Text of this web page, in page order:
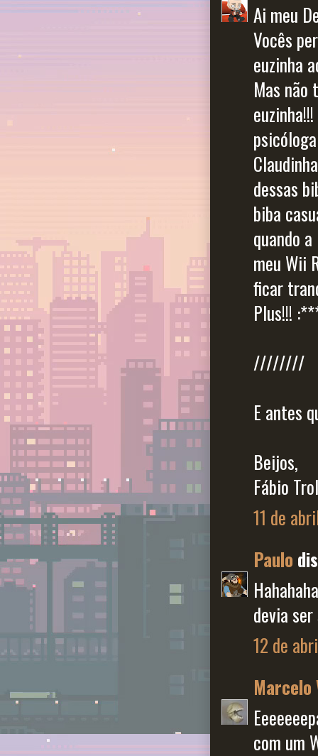
Ai meu
Vocês
euzinha
Mas não
dessas
biba
quando
meu Wii
ficar
Plus!!!
////////
E antes
Beijos,
Fábio
11 de
Paulo
devia
12 de
Marcelo
com um